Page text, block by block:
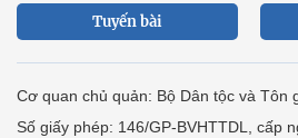
Tuyến bài
Cơ quan chủ quản: Bộ Dân tộc và Tôn
Số giấy phép: 146/GP-BVHTTDL, cấp